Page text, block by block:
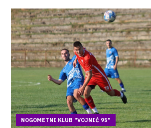
NOGOMETNI KLUB "VOJNIĆ 95"